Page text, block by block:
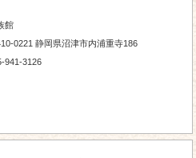
館
0221 静岡県沼津市内浦重寺186
941-3126